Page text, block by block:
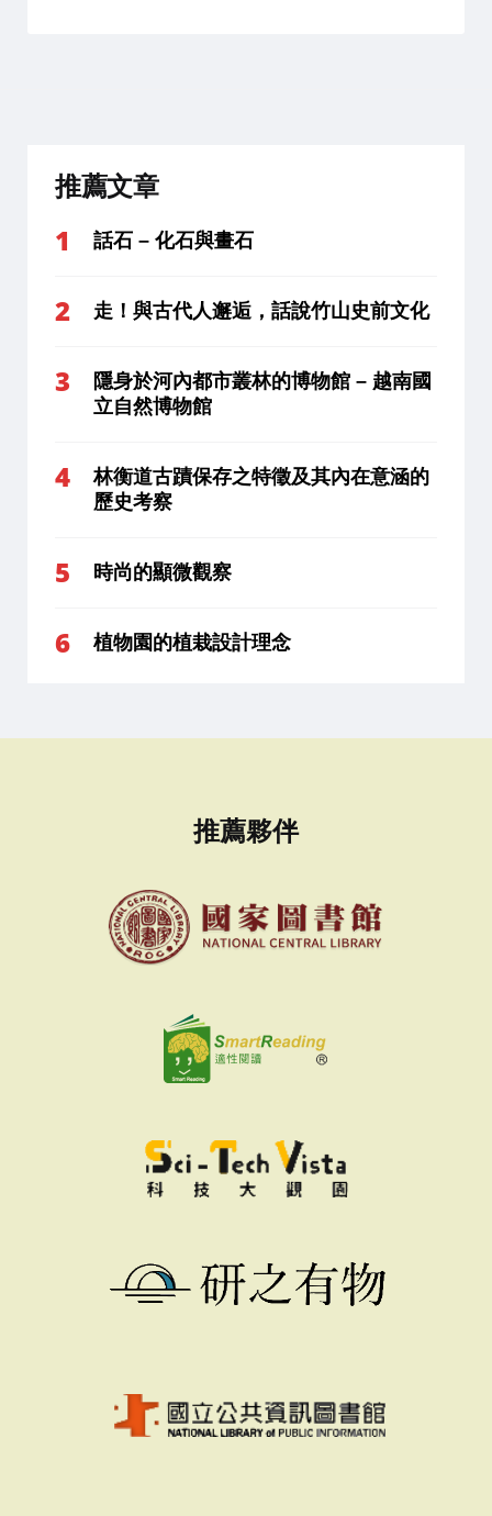
推薦文章
話石 – 化石與畫石
走！與古代人邂逅，話說竹山史前文化
隱身於河內都市叢林的博物館 – 越南國
立自然博物館
林衡道古蹟保存之特徵及其內在意涵的
歷史考察
時尚的顯微觀察
植物園的植栽設計理念
推薦夥伴